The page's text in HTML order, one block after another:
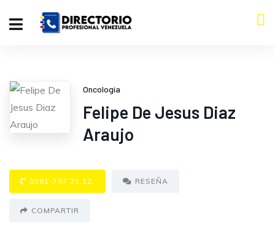
Oncología
Felipe De Jesus Diaz
Araujo
0261-797.21.12. RESEÑA
COMPARTIR